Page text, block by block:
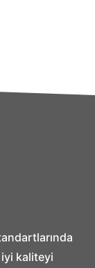
iyi kaliteyi